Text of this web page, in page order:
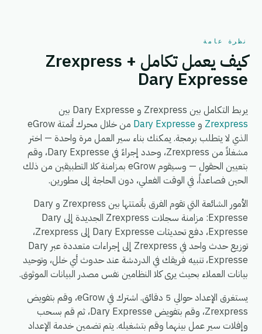
نظرة عامة
كيف يعمل تكامل Zrexpress +
Dary Expresse
يربط التكامل بين Zrexpress و Dary Expresse بين
Zrexpress و Dary Expresse
من خلال محرك أتمتة eGrow
الذي لا يتطلب برمجة. يمكنك بناء سير العمل مرة واحدة — اختر
مشغلاً من Zrexpress، وحدد إجراءً في Dary Expresse، وقم
بتعيين الحقول — وسيقوم eGrow بمزامنة كلا التطبيقين من ذلك
الحين فصاعداً، في الوقت الفعلي، دون الحاجة إلى مطورين.
الأمور الشائعة التي تقوم الفرق بأتمتتها بين Zrexpress و Dary
Expresse: مزامنة سجلات Zrexpress الجديدة إلى Dary
Expresse، دفع تحديثات Dary Expresse إلى Zrexpress،
توزيع حدث واحد في Zrexpress إلى إجراءات متعددة عبر Dary
Expresse، تنبيه فريقك في الدردشة عند حدوث أي خلل، وتوحيد
بيانات العملاء بحيث يرى كلا النظامين نفس مصدر البيانات الموثوق.
يستغرق الإعداد حوالي 5 دقائق. اشترك في eGrow، وقم بتفويض
Zrexpress، وقم بتفويض Dary Expresse، ثم قم بسحب
وإفلات سير عمل بينهما وقم بتشغيله. يتم تضمين خدمة الإعداد